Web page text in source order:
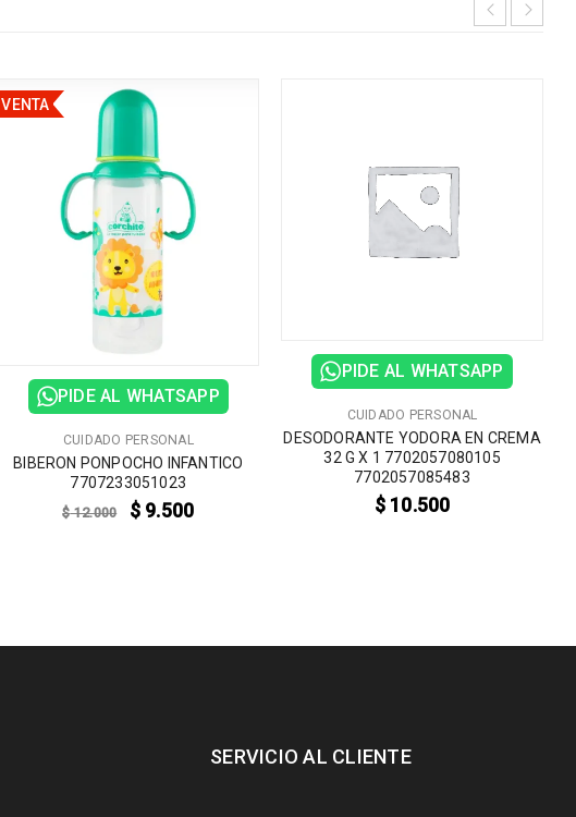
VENTA
PIDE AL WHATSAPP
CUIDADO PERSONAL
BIBERON PONPOCHO INFANTICO
7707233051023
$12.000 $9.500
PIDE AL WHATSAPP
CUIDADO PERSONAL
DESODORANTE YODORA EN CREMA
32 G X 1 7702057080105
7702057085483
$10.500
SERVICIO AL CLIENTE